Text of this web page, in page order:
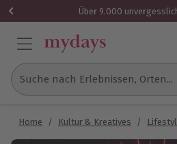
Über 9.000
Suche nach Erlebnissen, Orten...
Home / Kultur & Kreatives /